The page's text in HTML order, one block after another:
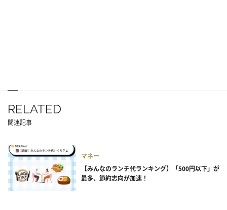
RELATED
関連記事
マネー
【みんなのランチ代ランキング】「500円以下」が
最多、節約志向が加速！